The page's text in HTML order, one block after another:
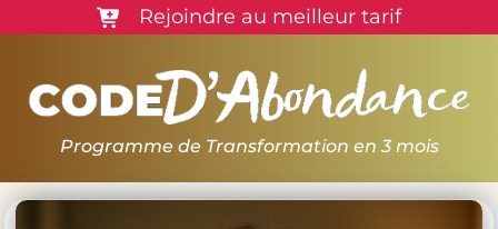
Rejoindre au meilleur tarif
Programme de Transformation en 3 mois